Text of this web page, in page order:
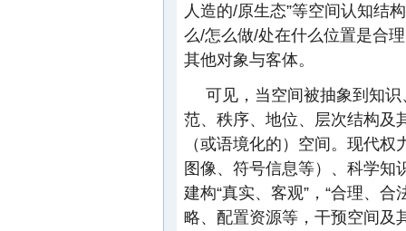
人造的/原生态”等空间认知结
么/怎么做/处在什么位置是合
其他对象与客体。
可见，当空间被抽象到知
范、秩序、地位、层次结构及
（或语境化的）空间。现代
图像、符号信息等）、科学知
建构“真实、客观”，“合理、
略、配置资源等，干预空间及